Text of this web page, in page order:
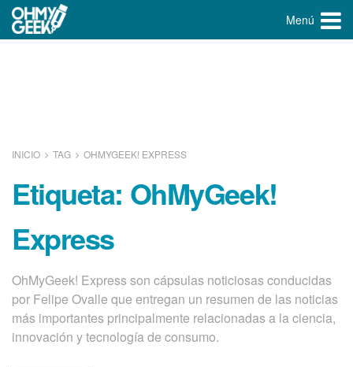
Menú
INICIO TAG OHMYGEEK! EXPRESS
Etiqueta: OhMyGeek!
Express
OhMyGeek! Express son cápsulas noticiosas conducidas
por Felipe Ovalle que entregan un resumen de las noticias
más importantes principalmente relacionadas a la ciencia,
innovación y tecnologí­a de consumo.